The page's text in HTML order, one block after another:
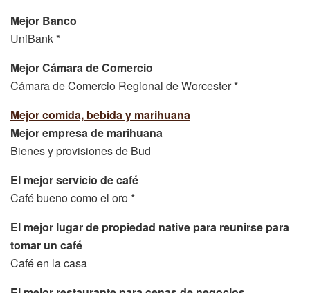
Mejor Banco
UniBank *
Mejor Cámara de Comercio
Cámara de Comercio Regional de Worcester *
Mejor comida, bebida y marihuana
Mejor empresa de marihuana
Bienes y provisiones de Bud
El mejor servicio de café
Café bueno como el oro *
El mejor lugar de propiedad native para reunirse para
tomar un café
Café en la casa